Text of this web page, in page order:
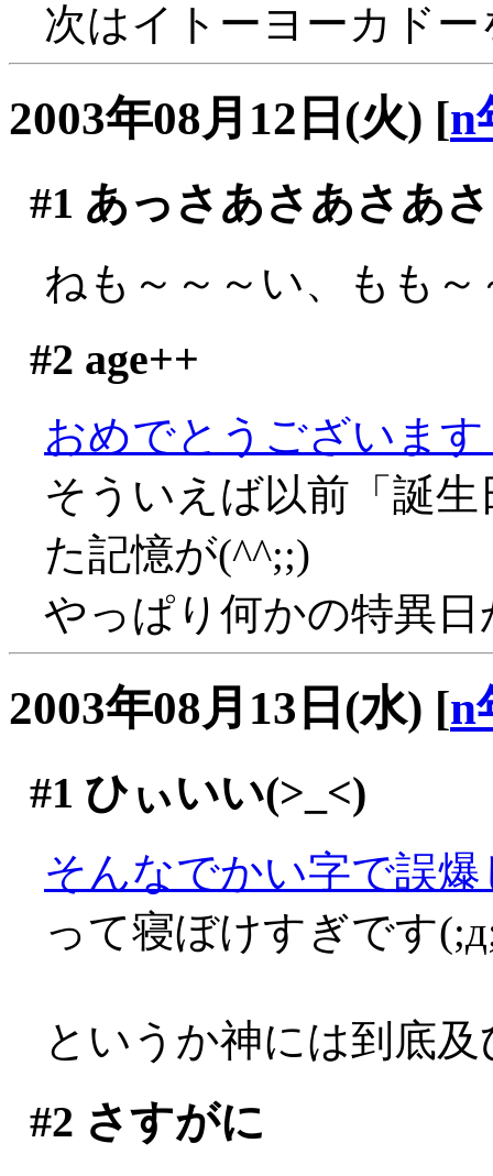
次はイトーヨーカド
2003年08月12日(火) [n
#1 あっさあさあさあ
ねも～～～い、もも～
#2 age++
おめでとうございま
そういえば以前「誕
た記憶が(^^;;)
やっぱり何かの特異
2003年08月13日(水) [n
#1 ひぃいい(>_<)
そんなでかい字で誤
って寝ぼけすぎです
というか神には到底
#2 さすがに